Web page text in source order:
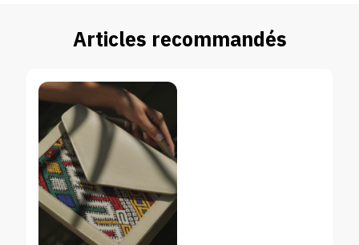
Articles recommandés